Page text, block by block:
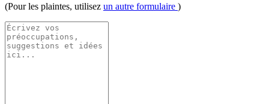
(Pour les plaintes, utilisez un autre formulaire )